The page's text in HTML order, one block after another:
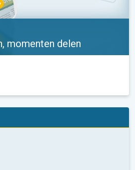
momenten delen